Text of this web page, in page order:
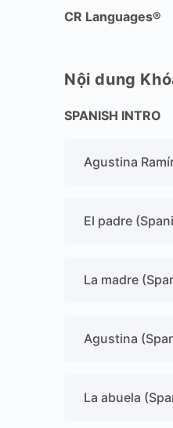
CR Languages®
Nội dung
SPANISH INTRO
Agustina
El padre
La madre
Agustina
La abuela